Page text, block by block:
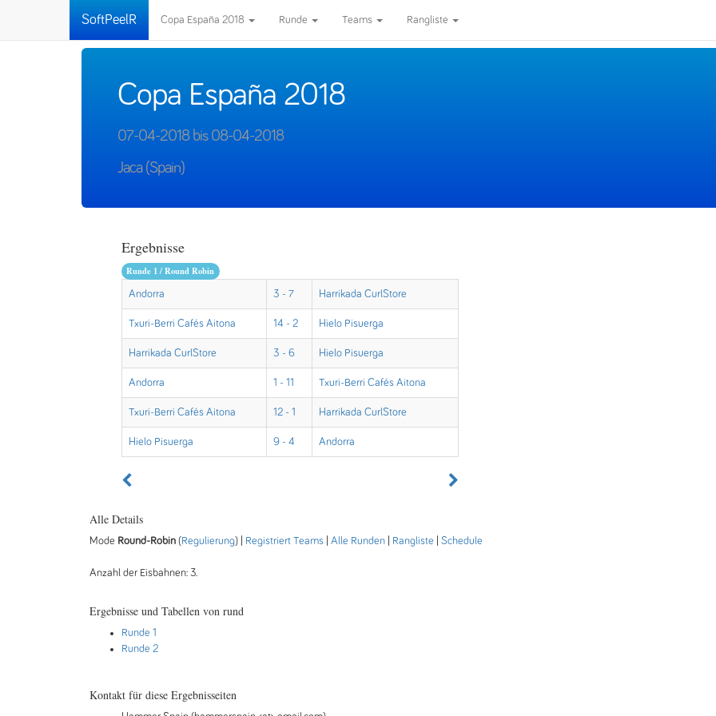
SoftPeelR Copa España 2018 Runde Teams Rangliste
Copa España 2018
07-04-2018 bis 08-04-2018
Jaca (Spain)
Ergebnisse
Runde 1 / Round Robin
Andorra 3 - 7 Harrikada CurlStore
Txuri-Berri Cafés Aitona 14 - 2 Hielo Pisuerga
Harrikada CurlStore 3 - 6 Hielo Pisuerga
Andorra 1 - 11 Txuri-Berri Cafés Aitona
Txuri-Berri Cafés Aitona 12 - 1 Harrikada CurlStore
Hielo Pisuerga 9 - 4 Andorra
Alle Details
Mode Round-Robin (Regulierung) | Registriert Teams Alle Runden Rangliste Schedule
Anzahl der Eisbahnen: 3.
Ergebnisse und Tabellen von rund
Runde 1
Runde 2
Kontakt für diese Ergebnisseiten